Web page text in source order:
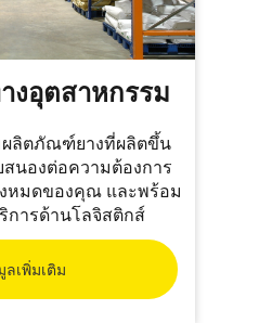
งอุตสาหกรรม
ลิตภัณฑ์ยางที่ผลิตขึ้น
สนองต่อความต้องการ
หมดของคุณ และพร้อม
การด้านโลจิสติกส์
เพิ่มเติม